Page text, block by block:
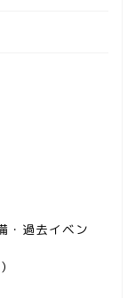
・過去イベン